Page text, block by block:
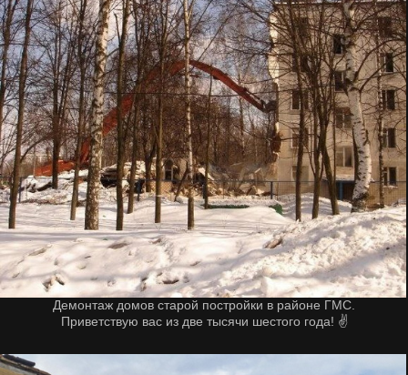
Демонтаж домов старой постройки в районе ГМС.
Приветствую вас из две тысячи шестого года! ✌